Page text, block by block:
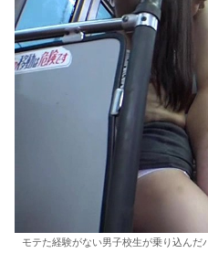
モテた経験がない男子校生が乗り込ん